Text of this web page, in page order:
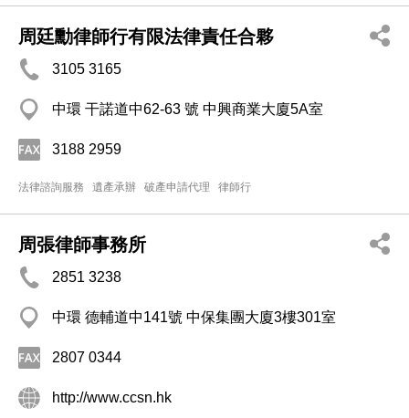
周廷勳律師行有限法律責任合夥
3105 3165
中環 干諾道中62-63 號 中興商業大廈5A室
3188 2959
法律諮詢服務 遺產承辦 破產申請代理 律師行
周張律師事務所
2851 3238
中環 德輔道中141號 中保集團大廈3樓301室
2807 0344
http://www.ccsn.hk